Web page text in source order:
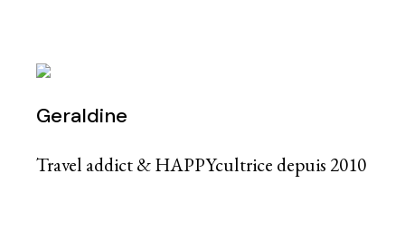
Geraldine
Travel addict & HAPPYcultrice depuis 2010